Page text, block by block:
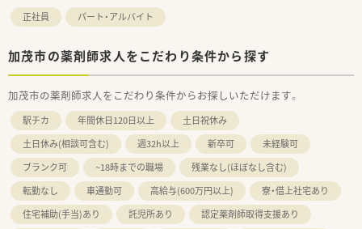
正社員 パート・アルバイト
加茂市の薬剤師求人をこだわり条件から探す
加茂市の薬剤師求人をこだわり条件からお探しいただけます。
駅チカ 年間休日120日以上
土日祝休み
土日休み(相談可含む)
週32h以上 新卒可
未経験可
ブランク可
~18時までの職場
残業なし(ほぼなし含む)
転勤なし
車通勤可 高給与(600万円以上)
寮・借上社宅あり
住宅補助(手当)あり
託児所あり
認定薬剤師取得支援あり